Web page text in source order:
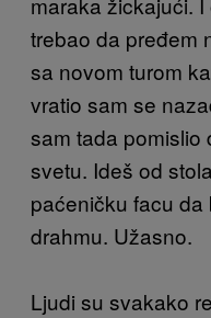
trebao da pređem
sa novom turom
vratio sam se
sam tada pomislio
svetu. Ideš od
paćeničku facu da
drahmu. Užasno.
Ljudi su svakako